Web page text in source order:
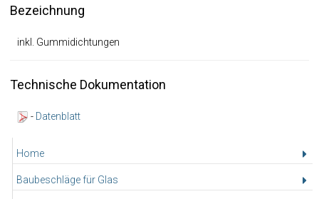
Home
Baubeschläge für Glas
Bezeichnung
inkl. Gummidichtungen
Technische Dokumentation
- Datenblatt